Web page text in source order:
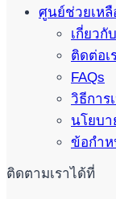
ศูนย์ช่วยเหลื
เกี่ยวกั
ติดต่อเ
FAQs
วิธีการ
นโยบ
ข้อกำห
ติดตามเราได้ที่